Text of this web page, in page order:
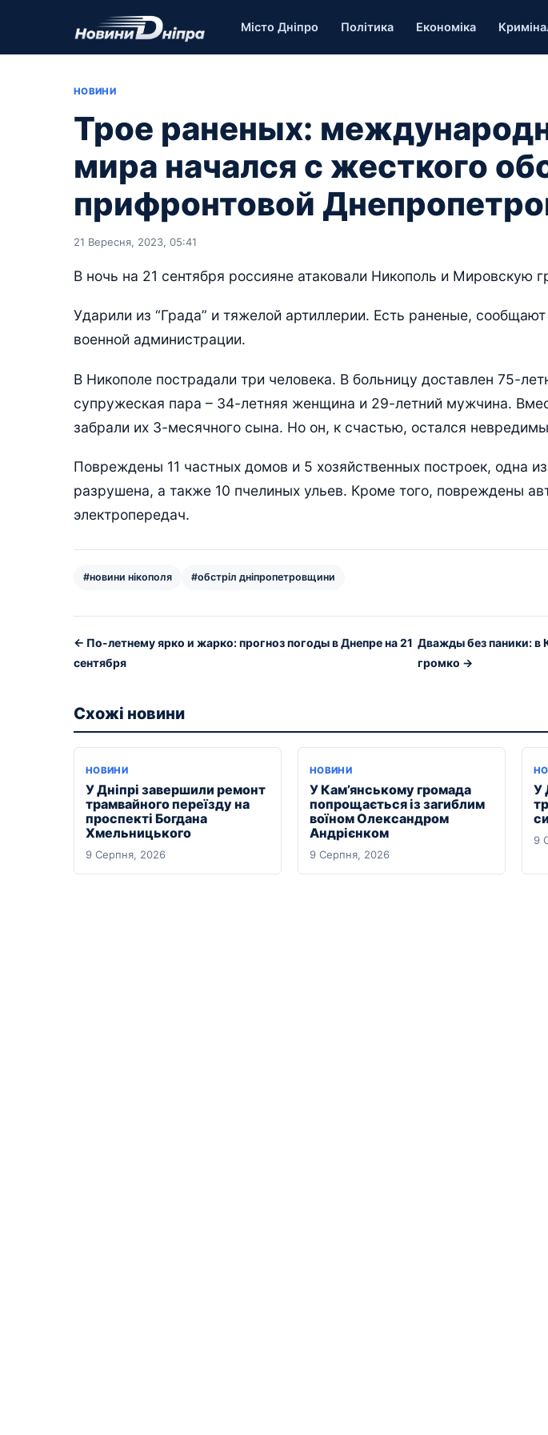
Місто Дніпро Політика Економіка
НОВИНИ
Трое раненых:
мира начался с жесткого
прифронтовой
21 Вересня, 2023, 05:41
В ночь на 21 сентября россияне атаковали Никополь и Мировскую
Ударили из “Града” и тяжелой артиллерии. Есть раненые,
военной администрации.
В Никополе пострадали три человека. В больницу доставлен 75-
супружеская пара – 34-летняя женщина и 29-летний мужчина.
забрали их 3-месячного сына. Но он, к счастью, остался
Повреждены 11 частных домов и 5 хозяйственных построек, одна
разрушена, а также 10 пчелиных ульев. Кроме того, повреждены
электропередач.
#новини нікополя #обстріл дніпропетровщини
← По-летнему ярко и жарко: прогноз погоды в Днепре на 21
сентября
Дважды без паники: в
громко →
Схожі новини
НОВИНИ
У Дніпрі завершили ремонт
трамвайного переїзду на
проспекті Богдана
Хмельницького
9 Серпня, 2026
НОВИНИ
У Кам’янському громада
попрощається із загиблим
воїном Олександром
Андрієнком
9 Серпня, 2026
У
9